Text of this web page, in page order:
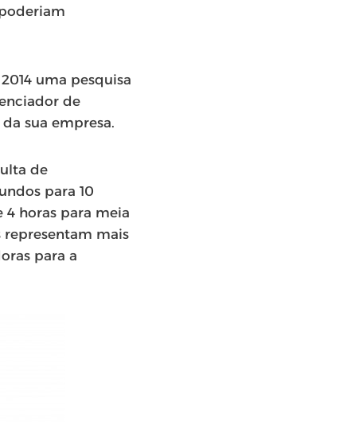
uma pesquisa
de
sua empresa.
de
para 10
horas para meia
representam mais
para a